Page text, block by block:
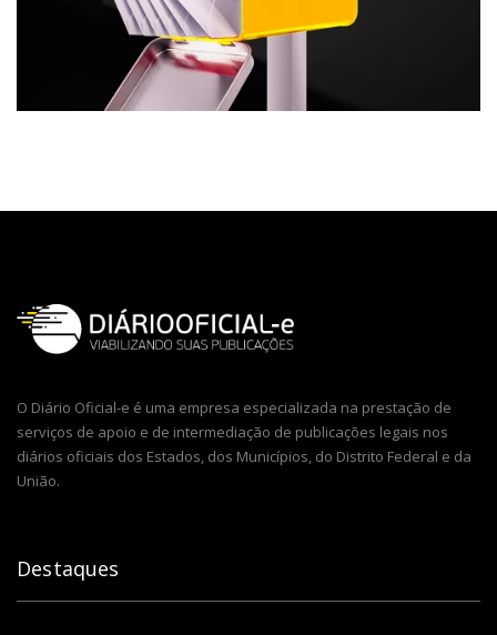
O Diário Oficial-e é uma empresa especializada na prestação de
serviços de apoio e de intermediação de publicações legais nos
diários oficiais dos Estados, dos Municípios, do Distrito Federal e da
União.
Destaques